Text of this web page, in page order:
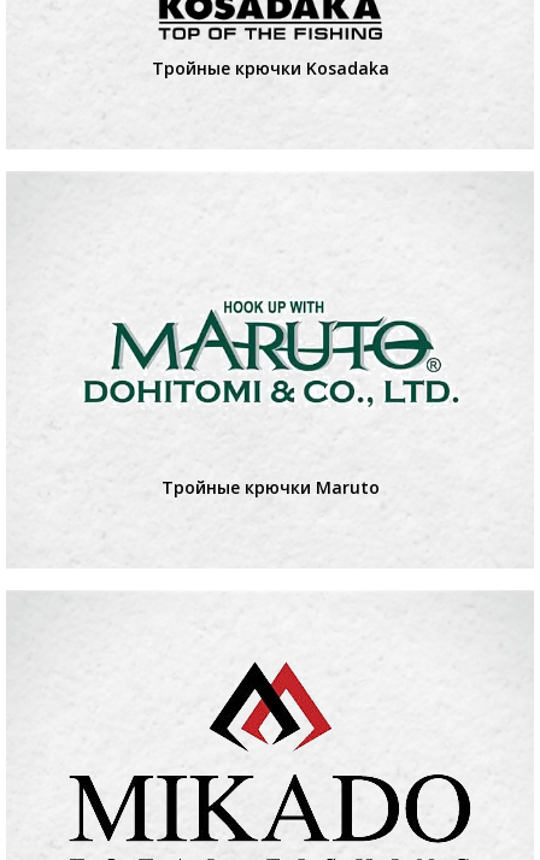
Тройные крючки Kosadaka
Тройные крючки Maruto